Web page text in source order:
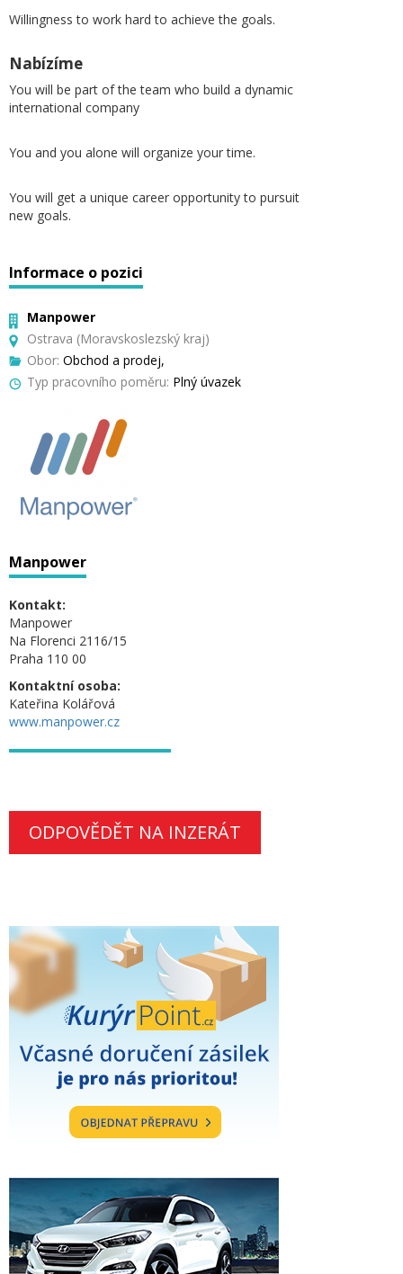
Willingness to work hard to achieve the goals.
Nabízíme
You will be part of the team who build a dynamic
international company
You and you alone will organize your time.
You will get a unique career opportunity to pursuit
new goals.
Informace o pozici
Manpower
Ostrava (Moravskoslezský kraj)
Obor: Obchod a prodej,
Typ pracovního poměru: Plný úvazek
Manpower
Kontakt:
Manpower
Na Florenci 2116/15
Praha 110 00
Kontaktní osoba:
Kateřina Kolářová
www.manpower.cz
ODPOVĚDĚT NA INZERÁT